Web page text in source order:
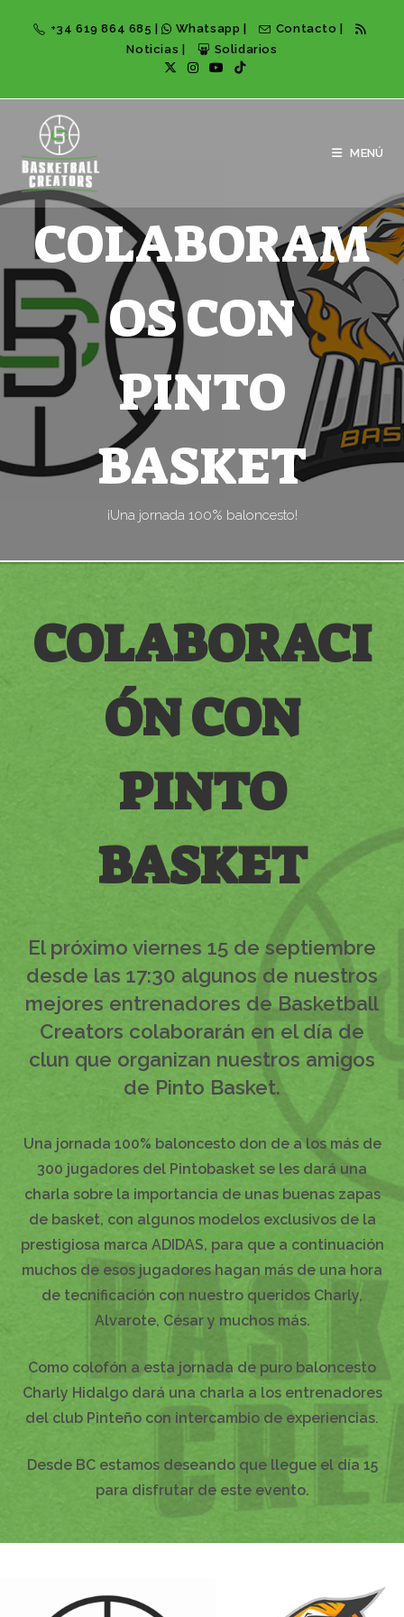
+34 619 864 685 | Whatsapp Contacto
Noticias
Solidarios
MENÚ
COLABORAM
OS CON
PINTO
BASKET
¡Una jornada 100% baloncesto!
COLABORACI
ÓN CON
PINTO
BASKET
El próximo viernes 15 de septiembre
desde las 17:30 algunos de nuestros
mejores entrenadores deBasketball
Creators colaborarán en el día de
clun que organizan nuestros amigos
de Pinto Basket.
Una jornada 100% baloncesto don de a los más de
300 jugadores del Pintobasket se les dará una
charla sobre la importancia de unas buenas zapas
de basket, con algunos modelos exclusivos de la
prestigiosa marca ADIDAS, para que a continuación
muchos de esos jugadores hagan más de una hora
de tecnificación con nuestro queridos Charly,
Alvarote, César y muchos más.
Como colofón a esta jornada de puro baloncesto
Charly Hidalgo dará una charla a los entrenadores
del club Pinteño con intercambio de experiencias.
Desde BC estamos deseando que llegue el día 15
para disfrutar de este evento.